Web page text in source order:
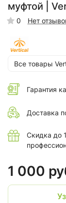
муфтой |
0 Нет
Все товары
Гарантия
Доставка
Скидка до
1 000